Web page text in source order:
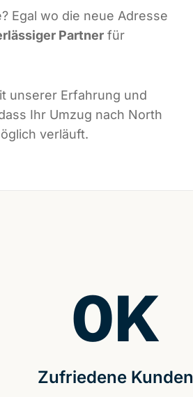
Egal wo die neue Adresse
Partner für
unserer Erfahrung und
Ihr Umzug nach North
verläuft.
Zufriedene Kunden
0K